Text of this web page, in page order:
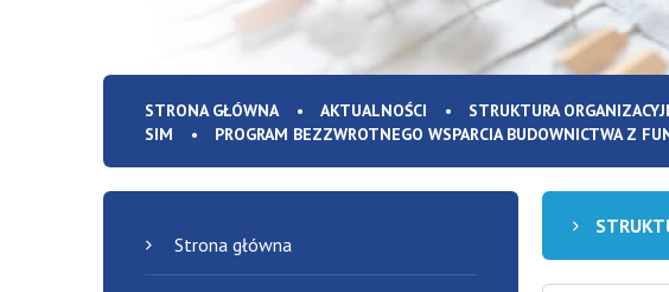
STRONA GŁÓWNA AKTUALNOŚCI STRUKTURA
SIM
PROGRAM BEZZWROTNEGO WSPARCIA BUDOWNICTWA Z
Strona główna